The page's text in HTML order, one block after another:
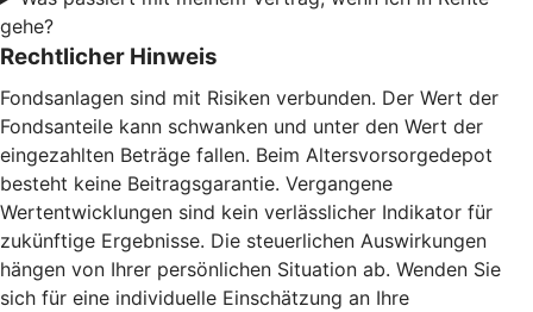
gehe?
Rechtlicher Hinweis
Fondsanlagen sind mit Risiken verbunden. Der Wert der
Fondsanteile kann schwanken und unter den Wert der
eingezahlten Beträge fallen. Beim Altersvorsorgedepot
besteht keine Beitragsgarantie. Vergangene
Wertentwicklungen sind kein verlässlicher Indikator für
zukünftige Ergebnisse. Die steuerlichen Auswirkungen
hängen von Ihrer persönlichen Situation ab. Wenden Sie
sich für eine individuelle Einschätzung an Ihre